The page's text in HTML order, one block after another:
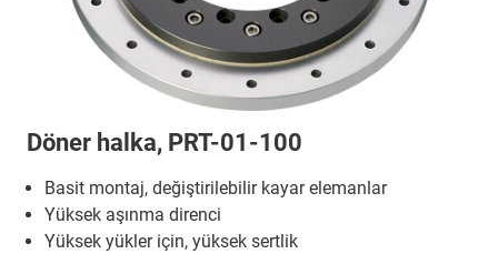
Döner halka, PRT-01-100
Basit montaj, değiştirilebilir kayar elemanlar
Yüksek aşınma direnci
Yüksek yükler için, yüksek sertlik